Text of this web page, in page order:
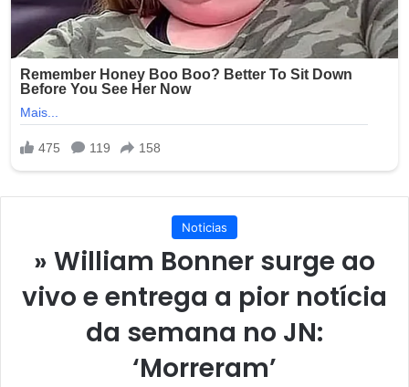
Noticias
» William Bonner surge ao
vivo e entrega a pior notícia
da semana no JN:
‘Morreram’